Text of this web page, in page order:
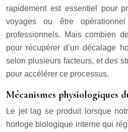
rapidement est essentiel pour
voyages ou être
professionnels. Mais combien
pour récupérer d’un décalage
selon plusieurs facteurs, et des
pour accélérer ce processus.
Mécanismes physiologiques
Le jet lag se produit lorsque
horloge biologique interne qui